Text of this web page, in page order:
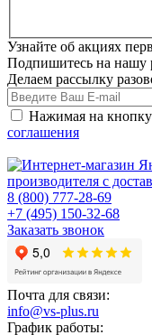
Узнайте об акциях
Подпишитесь на нашу
Делаем рассылку
Нажимая на
соглашения
8 (800) 777-28-69
+7 (495) 150-32-68
Заказать звонок
Почта для связи:
info@vs-plus.ru
График работы: